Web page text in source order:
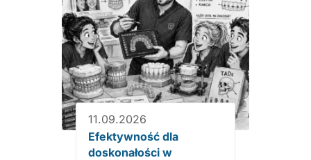
11.09.2026
Efektywność dla
doskonałości w